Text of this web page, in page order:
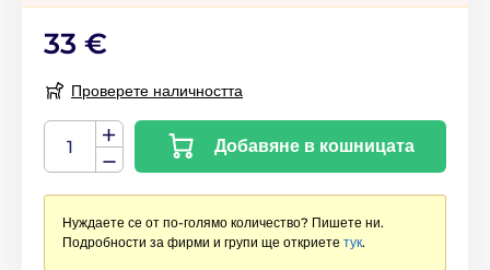
33 €
Проверете наличността
Добавяне в кошницата
Нуждаете се от по-голямо количество? Пишете ни.
Подробности за фирми и групи ще откриете тук.